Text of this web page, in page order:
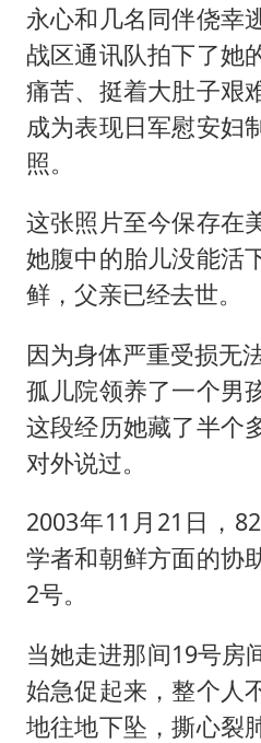
永心和几名同伴侥幸
战区通讯队拍下了
痛苦、挺着大肚子艰
成为表现日军慰安妇
照。
这张照片至今保存在
她腹中的胎儿没能活
鲜，父亲已经去世。
因为身体严重受损无
孤儿院领养了一个男
这段经历她藏了半个
对外说过。
2003年11月21日，
学者和朝鲜方面的协
2号。
当她走进那间19号房
始急促起来，整个人
地往地下坠，撕心裂